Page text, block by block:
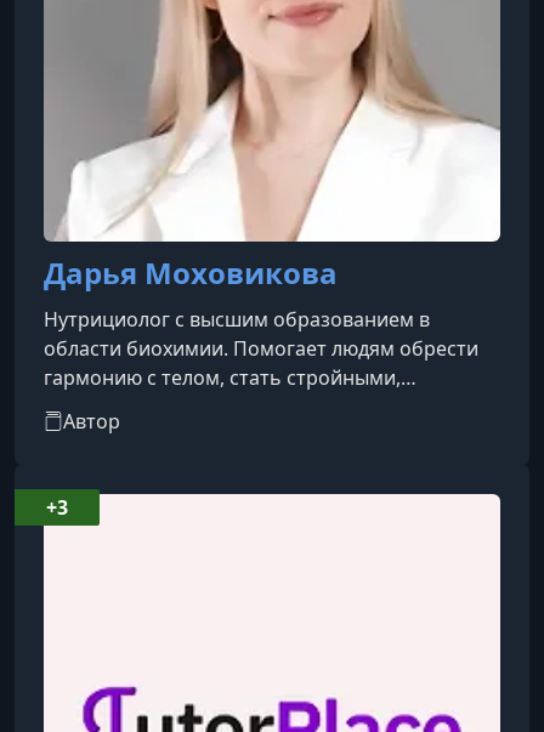
Дарья Моховикова
Нутрициолог с высшим образованием в
области биохимии. Помогает людям обрести
гармонию с телом, стать стройными,
энергичными и счастливыми.
Автор
+3